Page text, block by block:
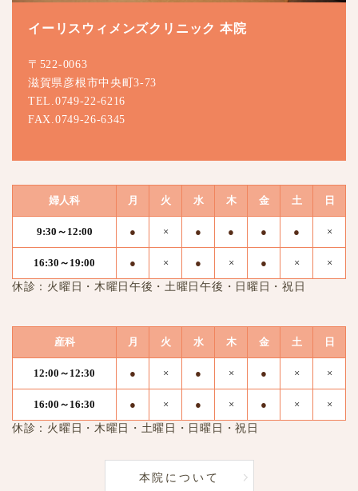
イーリスウィメンズクリニック 本院
〒522-0063
滋賀県彦根市中央町3-73
TEL.0749-22-6216
FAX.0749-26-6345
婦人科 月 火 水 木 金 土 日
9:30～12:00 ● × ● ● ● ● ×
16:30～19:00 ● × ● × ● ×
×
休診：火曜日・木曜日午後・土曜日午後・日曜日・祝日
産科 月 火 水 木 金 土 日
12:00～12:30 ● × ● × ● × ×
16:00～16:30 ● × ● × ● ×
×
休診：火曜日・木曜日・土曜日・日曜日・祝日
本院について